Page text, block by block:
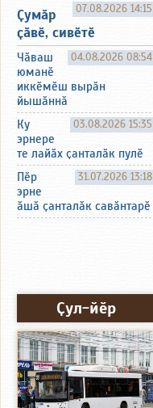
07.08.2026 14:15
Ҫумӑр
ҫӑвӗ, сивӗтӗ
04.08.2026 08:54
Чӑваш
юманӗ
иккӗмӗш вырӑн
йышӑннӑ
03.08.2026 15:35
Ку
эрнере
те лайӑх ҫанталӑк пулӗ
31.07.2026 13:18
Пӗр
эрне
ӑшӑ ҫанталӑк савӑнтарӗ
Ҫул-йӗр